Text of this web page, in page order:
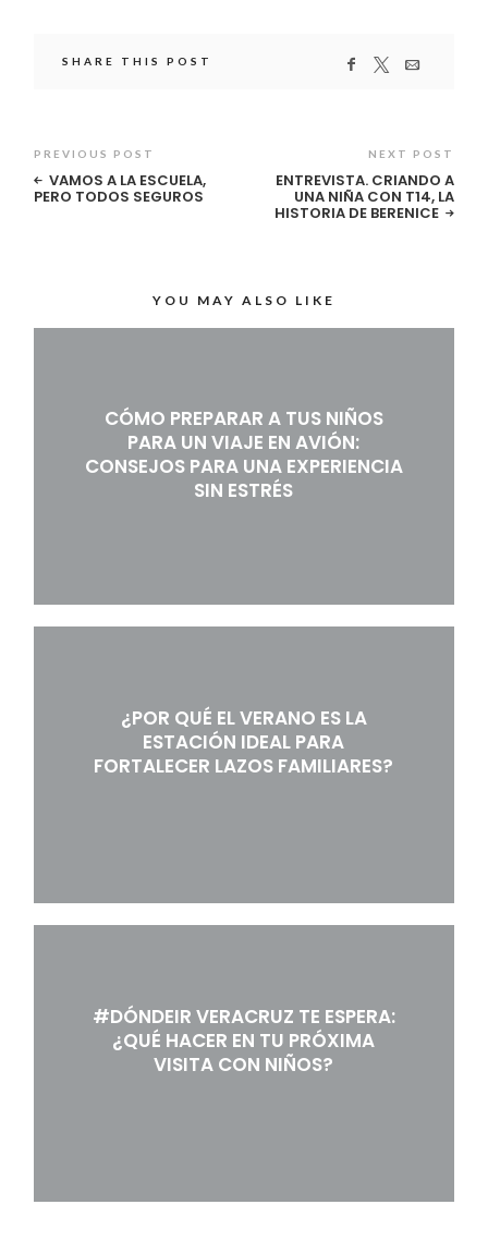
SHARE THIS POST
PREVIOUS POST
VAMOS A LA ESCUELA,
PERO TODOS SEGUROS
NEXT POST
ENTREVISTA. CRIANDO A
UNA NIÑA CON T14, LA
HISTORIA DE BERENICE
YOU MAY ALSO LIKE
CÓMO PREPARAR A TUS NIÑOS
PARA UN VIAJE EN AVIÓN:
CONSEJOS PARA UNA EXPERIENCIA
SIN ESTRÉS
¿POR QUÉ EL VERANO ES LA
ESTACIÓN IDEAL PARA
FORTALECER LAZOS FAMILIARES?
#DÓNDEIR VERACRUZ TE ESPERA:
¿QUÉ HACER EN TU PRÓXIMA
VISITA CON NIÑOS?